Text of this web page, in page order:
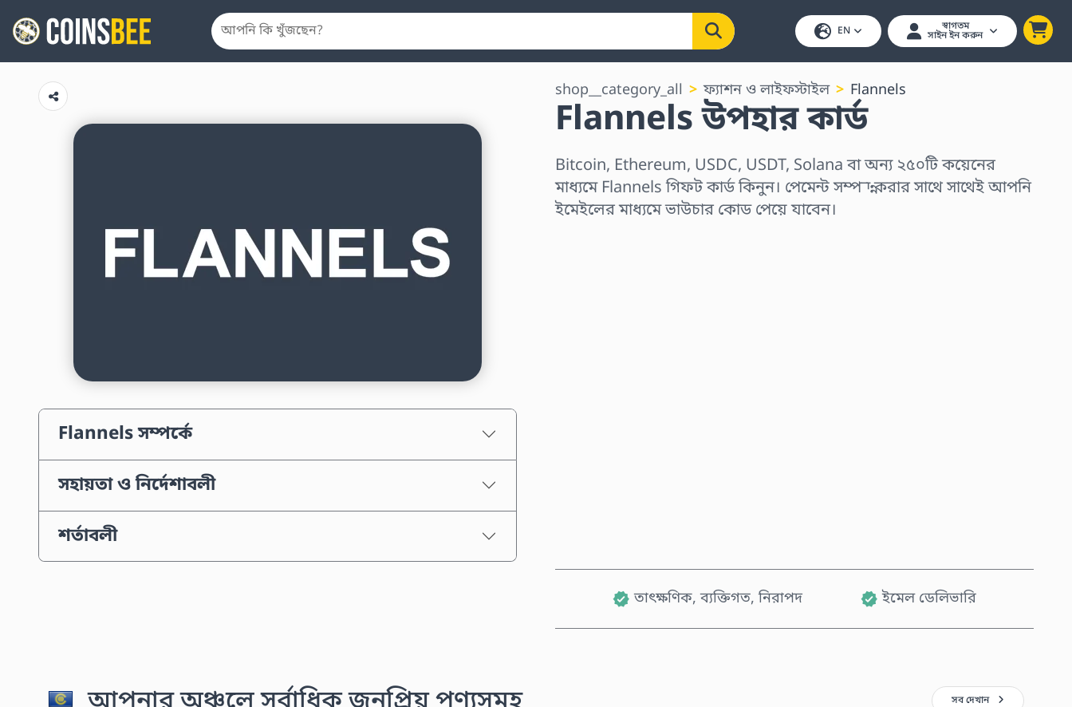
EN স্বাগতম
সাইন ইন করুন
Flannels সম্পর্কে
সহায়তা ও নির্দেশাবলী
শর্তাবলী
shop__category_all ফ্যাশন ও লাইফস্টাইল Flannels
Flannels উপহার কার্ড
Bitcoin, Ethereum, USDC, USDT, Solana বা অন্য ২৫০টি কয়েনের
মাধ্যমে Flannels গিফট কার্ড কিনুন। পেমেন্ট সম্পন্ন করার সাথে সাথেই আপনি
ইমেইলের মাধ্যমে ভাউচার কোড পেয়ে যাবেন।
তাৎক্ষণিক, ব্যক্তিগত, নিরাপদ ইমেল ডেলিভারি
সব দেখান